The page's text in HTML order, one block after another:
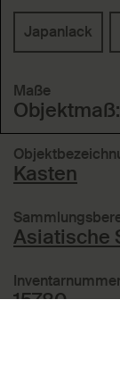
Japanlack
Maße
Kasten
Asiatische
15780